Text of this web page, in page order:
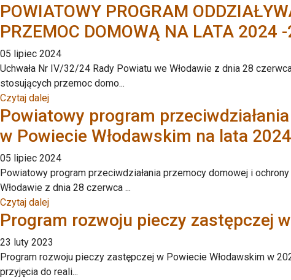
POWIATOWY PROGRAM
PRZEMOC DOMOWĄ NA LATA 2024
05 lipiec 2024
Uchwała Nr IV/32/24 Rady Powiatu we Włodawie z dnia 28
stosujących przemoc domo...
Czytaj dalej
Powiatowy program
w Powiecie Włodawskim na lata
05 lipiec 2024
Powiatowy program przeciwdziałania przemocy domowej i
Włodawie z dnia 28 czerwca ...
Czytaj dalej
Program rozwoju pieczy zastępczej
23 luty 2023
Program rozwoju pieczy zastępczej w Powiecie Włodawskim w
przyjęcia do reali...